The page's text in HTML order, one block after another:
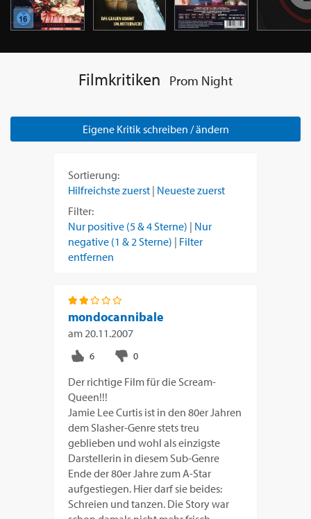
Filmkritiken Prom Night
Eigene Kritik schreiben / ändern
Sortierung:
Hilfreichste zuerst | Neueste zuerst
Filter:
Nur positive (5 & 4 Sterne) | Nur
negative (1 & 2 Sterne) | Filter
entfernen
mondocannibale
am 20.11.2007
Der richtige Film für die Scream-
Queen!!!
Jamie Lee Curtis ist in den 80er Jahren
dem Slasher-Genre stets treu
geblieben und wohl als einzigste
Darstellerin in diesem Sub-Genre
Ende der 80er Jahre zum A-Star
aufgestiegen. Hier darf sie beides:
Schreien und tanzen. Die Story war